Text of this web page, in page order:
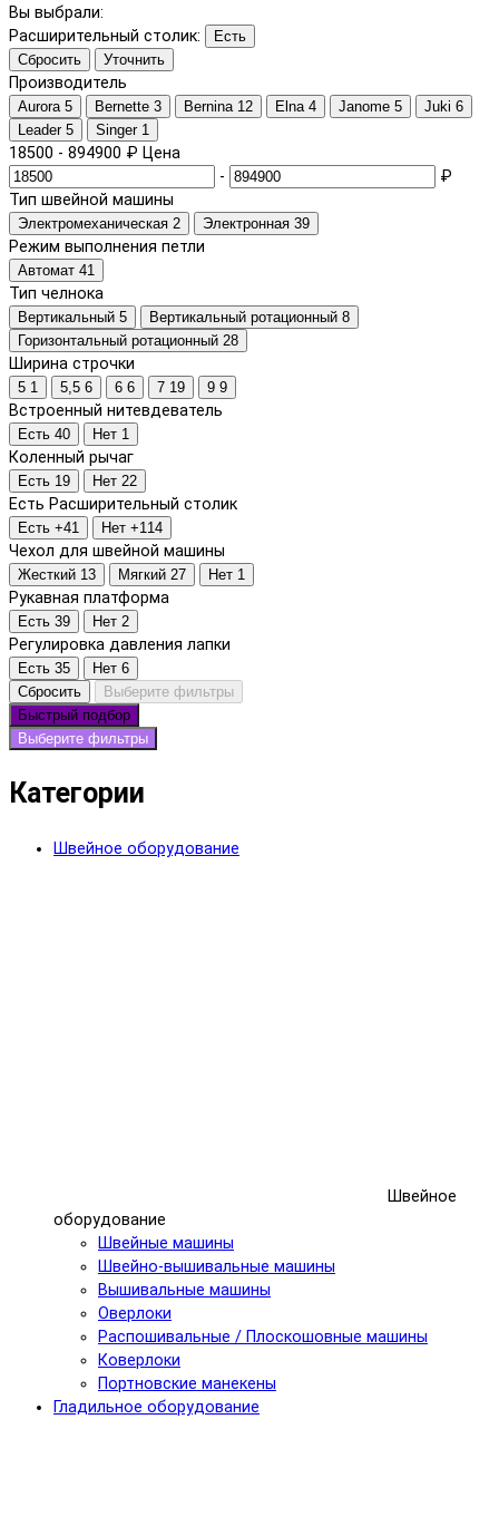
Вы выбрали:
Расширительный столик:
Есть
Сбросить
Уточнить
Производитель
Aurora 5 Bernette 3 Bernina 12 Elna 4 Janome 5 Juki 6
Leader 5 Singer 1
18500 - 894900 ₽ Цена
-
₽
Тип швейной машины
Электромеханическая 2 Электронная 39
Режим выполнения петли
Автомат 41
Тип челнока
Вертикальный 5 Вертикальный ротационный 8
Горизонтальный ротационный 28
Ширина строчки
5 1 5,5 6 6 6 7 19 9 9
Встроенный нитевдеватель
Есть 40 Нет 1
Коленный рычаг
Есть 19 Нет 22
Есть Расширительный столик
Есть +41 Нет +114
Чехол для швейной машины
Жесткий 13 Мягкий 27 Нет 1
Рукавная платформа
Есть 39 Нет 2
Регулировка давления лапки
Есть 35 Нет 6
Сбросить
Выберите фильтры
Быстрый подбор
Выберите фильтры
Категории
Швейное оборудование
Швейное
оборудование
Швейные машины
Швейно-вышивальные машины
Вышивальные машины
Оверлоки
Распошивальные / Плоскошовные машины
Коверлоки
Портновские манекены
Гладильное оборудование